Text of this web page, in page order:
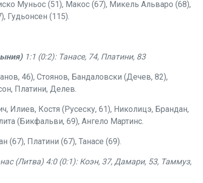
Муньос (51), Макос (67), Микель Альваро (68),
Гудьонсен (115).
1:1 (0:2): Танасе, 74, Платини, 83
46), Стоянов, Бандаловски (Дечев, 82),
Платини, Делев.
Илиев, Костя (Русеску, 61), Николицэ, Брандан,
(Бикфальви, 69), Ангело Мартинс.
(67), Платини (67), Танасе (69).
(Литва) 4:0 (0:1): Коэн, 37, Дамари, 53, Таммуз,